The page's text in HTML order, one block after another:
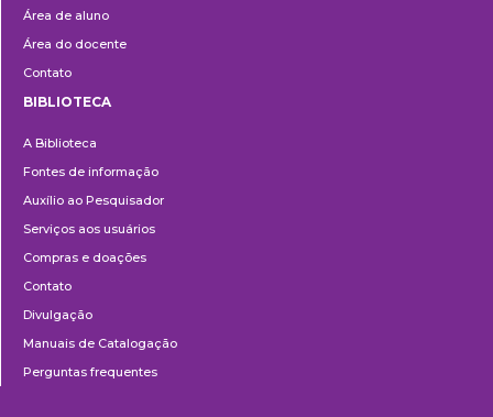
Área de aluno
Área do docente
Contato
BIBLIOTECA
A Biblioteca
Fontes de informação
Auxílio ao Pesquisador
Serviços aos usuários
Compras e doações
Contato
Divulgação
Manuais de Catalogação
Perguntas frequentes